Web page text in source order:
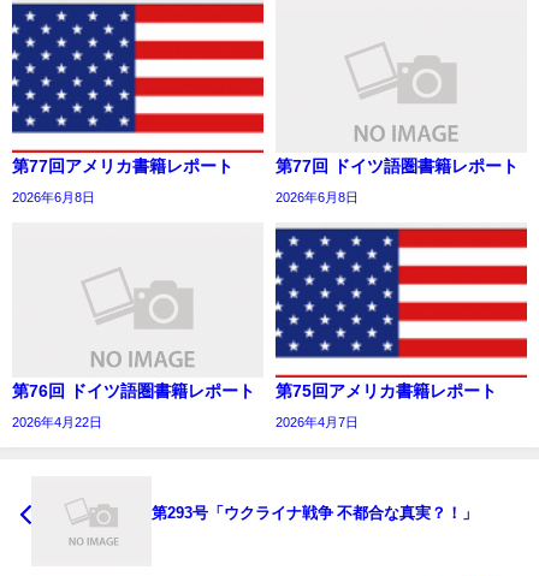
第77回アメリカ書籍レポート
2026年6月8日
第77回 ドイツ語圏書籍レポート
2026年6月8日
第76回 ドイツ語圏書籍レポート
2026年4月22日
第75回アメリカ書籍レポート
2026年4月7日
第293号「ウクライナ戦争 不都合な真実？！」